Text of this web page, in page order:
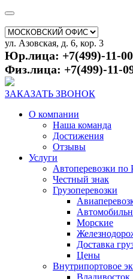
ул. Азовская, д. 6, кор. 3
Юр.лица: +7(499)-11-
Физ.лица: +7(499)-11-
ЗАКАЗАТЬ ЗВОНОК
О компании
Наша команда
Достижения
Отзывы
Услуги
Автоперевозки по
Честный знак
Грузоперевозки
Морские
Доставка
Цены
Внутрипортовое
Владивосток